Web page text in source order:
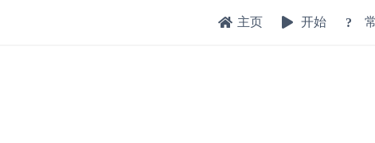
主页 开始